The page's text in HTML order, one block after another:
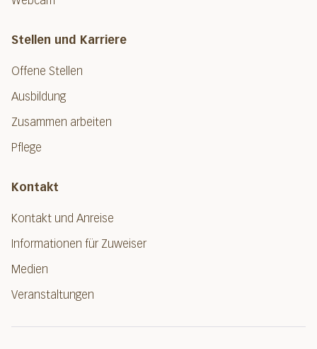
Stellen und Karriere
Offene Stellen
Ausbildung
Zusammen arbeiten
Pflege
Kontakt
Kontakt und Anreise
Informationen für Zuweiser
Medien
Veranstaltungen